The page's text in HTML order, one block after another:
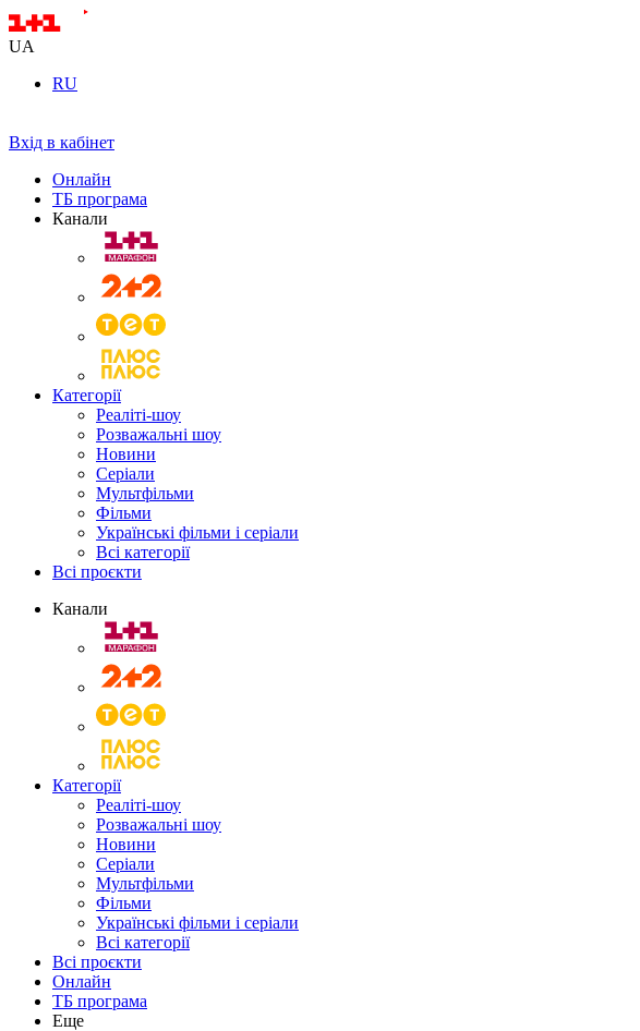
UA
RU
Вхід в кабінет
Онлайн
ТБ програма
Канали
Категорії
Реаліті-шоу
Розважальні шоу
Новини
Серіали
Мультфільми
Фільми
Українські фільми і серіали
Всі категорії
Всі проєкти
Канали
Категорії
Реаліті-шоу
Розважальні шоу
Новини
Серіали
Мультфільми
Фільми
Українські фільми і серіали
Всі категорії
Всі проєкти
Онлайн
ТБ програма
Еще